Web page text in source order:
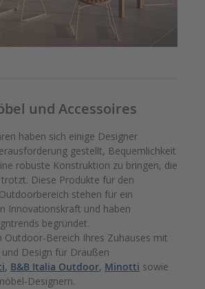
und Accessoires
haben sich einige Designer
gestellt, Bequemlichkeit
robuste Konstruktion zu bringen, die
Diese Produkte für den
stehen für ein
Innovationskraft und haben
begründet.
Outdoor-Bereich Ihres Zuhauses mit
Design für Draußen
, B&B Italia Outdoor, Minotti sowie
Designern.